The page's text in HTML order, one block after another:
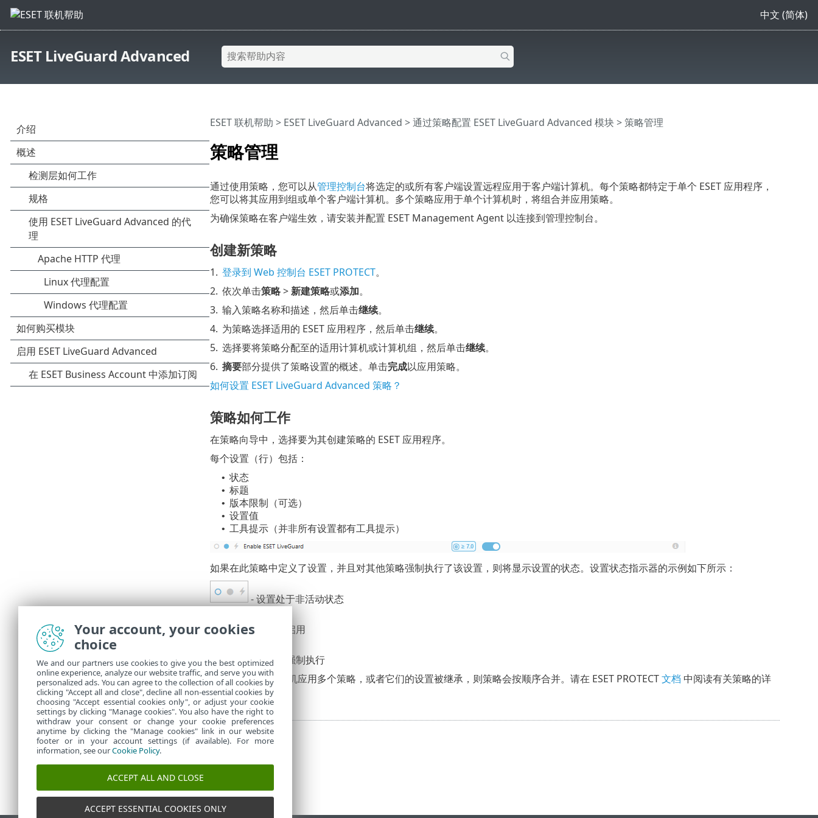
中文 (简体)
ESET LiveGuard Advanced
策略管理
ESET 联机帮助 > ESET LiveGuard Advanced >通过策略配置 ESET LiveGuard Advanced 模块> 策略管理
通过使用策略，您可以从管理控制台将选定的或所有客户端设置远程应用于客户端计算机。每个策略都特定于单个 ESET 应用程序，
您可以将其应用到组或单个客户端计算机。多个策略应用于单个计算机时，将组合并应用策略。
为确保策略在客户端生效，请安装并配置 ESET Management Agent 以连接到管理控制台。
创建新策略
1. 登录到 Web 控制台 ESET PROTECT。
2. 依次单击策略>新建策略或添加。
3. 输入策略名称和描述，然后单击继续。
4. 为策略选择适用的 ESET 应用程序，然后单击继续。
5. 选择要将策略分配至的适用计算机或计算机组，然后单击继续。
6. 摘要部分提供了策略设置的概述。单击完成以应用策略。
如何设置 ESET LiveGuard Advanced 策略？
策略如何工作
在策略向导中，选择要为其创建策略的 ESET 应用程序。
每个设置（行）包括：
• 状态
• 标题
• 版本限制（可选）
• 设置值
• 工具提示（并非所有设置都有工具提示）
如果在此策略中定义了设置，并且对其他策略强制执行了该设置，则将显示设置的状态。设置状态指示器的示例如下所示：
- 设置处于非活动状态
- 设置已启用
- 设置已强制执行
如果您对一台计算机应用多个策略，或者它们的设置被继承，则策略会按顺序合并。请在 ESET PROTECT文档 中阅读有关策略的详
情。
Your account, your cookies
choice
We and our partners use cookies to give you the best optimized
online experience, analyze our website traffic, and serve you with
personalized ads. You can agree to the collection of all cookies by
clicking "Accept all and close", decline all non-essential cookies by
choosing "Accept essential cookies only", or adjust your cookie
settings by clicking "Manage cookies". You also have the right to
withdraw your consent or change your cookie preferences
anytime by clicking the "Manage cookies" link in our website
footer or in your account settings (if available). For more
information, see ourCookie Policy.
ACCEPT ALL AND CLOSE
ACCEPT ESSENTIAL COOKIES ONLY